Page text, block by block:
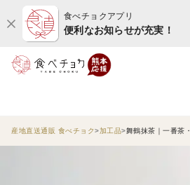
食べチョクアプリ
便利なお知らせが充実！
産地直送通販 食べチョク 加工品 舞鶴抹茶｜一番茶